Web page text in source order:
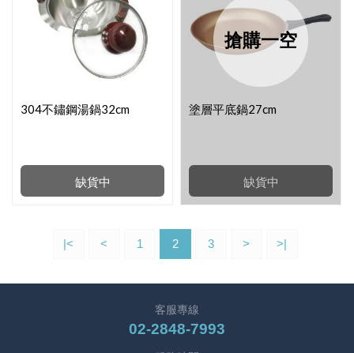
缺貨中
304不鏽鋼湯鍋32cm
搶購一空
缺貨中
塗層平底鍋27cm
|< < 1 2 3 > >|
客服專線
02-2848-7993